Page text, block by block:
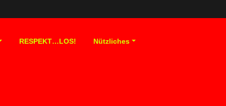
RESPEKT…LOS! Nützliches